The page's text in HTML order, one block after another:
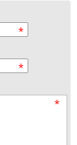
*
*
*